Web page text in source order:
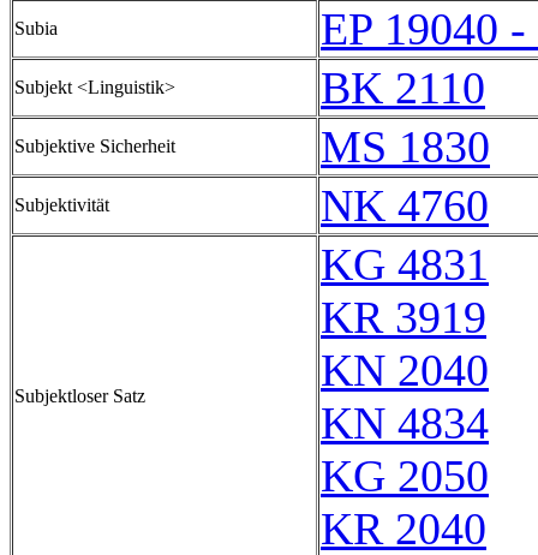
Subia EP 19040
Subjekt <Linguistik> BK 2110
Subjektive Sicherheit MS 1830
Subjektivität NK 4760
Subjektloser Satz
KG 4831
KR 3919
KN 2040
KN 4834
KG 2050
KR 2040